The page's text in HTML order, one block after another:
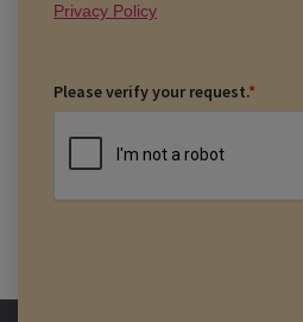
Privacy Policy
Please verify your request.*